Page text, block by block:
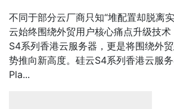
不同于部分云厂商只知“堆配置却脱离
云始终围绕外贸用户核心痛点升级技
S4系列香港云服务器，更是将围绕外
势推向新高度。硅云S4系列香港云服
Pla...